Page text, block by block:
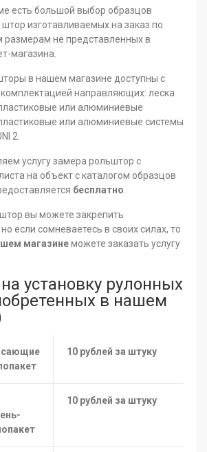
есть большой выбор образцов
изготавливаемых на заказ по
не представленных в
магазина.
в нашем магазине доступны с
направляющих: леска
или алюминиевые
или алюминиевые системы
2.
услугу замера рольштор с
на объект с каталогом образцов
бесплатно
вы можете закрепить
если сомневаетесь в своих силах, то
магазинеможете заказать услугу
установку рулонных
в нашем
10 рублей за штуку
10 рублей за штуку